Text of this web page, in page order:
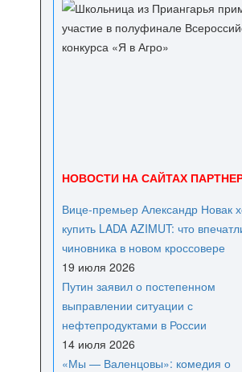
НОВОСТИ НА САЙТАХ
Вице‑премьер Александр Новак
купить LADA AZIMUT: что
чиновника в новом кроссовере
19 июля 2026
Путин заявил о постепенном
выправлении ситуации с
нефтепродуктами в России
14 июля 2026
«Мы — Валенцовы»: комедия о